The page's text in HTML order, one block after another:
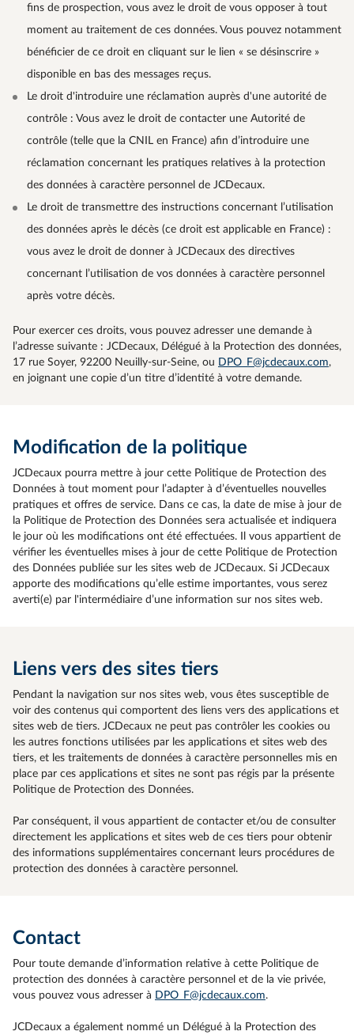
fins de prospection, vous avez le droit de vous opposer à tout
moment au traitement de ces données. Vous pouvez notamment
bénéficier de ce droit en cliquant sur le lien « se désinscrire »
disponible en bas des messages reçus.
Le droit d'introduire une réclamation auprès d'une autorité de
contrôle : Vous avez le droit de contacter une Autorité de
contrôle (telle que la CNIL en France) afin d’introduire une
réclamation concernant les pratiques relatives à la protection
des données à caractère personnel de JCDecaux.
Le droit de transmettre des instructions concernant l’utilisation
des données après le décès (ce droit est applicable en France) :
vous avez le droit de donner à JCDecaux des directives
concernant l’utilisation de vos données à caractère personnel
après votre décès.
Pour exercer ces droits, vous pouvez adresser une demande à
l’adresse suivante : JCDecaux, Délégué à la Protection des données,
17 rue Soyer, 92200 Neuilly-sur-Seine, ou DPO_F@jcdecaux.com,
en joignant une copie d’un titre d’identité à votre demande.
Modification de la politique
JCDecaux pourra mettre à jour cette Politique de Protection des
Données à tout moment pour l’adapter à d’éventuelles nouvelles
pratiques et offres de service. Dans ce cas, la date de mise à jour de
la Politique de Protection des Données sera actualisée et indiquera
le jour où les modifications ont été effectuées. Il vous appartient de
vérifier les éventuelles mises à jour de cette Politique de Protection
des Données publiée sur les sites web de JCDecaux. Si JCDecaux
apporte des modifications qu’elle estime importantes, vous serez
averti(e) par l'intermédiaire d’une information sur nos sites web.
Liens vers des sites tiers
Pendant la navigation sur nos sites web, vous êtes susceptible de
voir des contenus qui comportent des liens vers des applications et
sites web de tiers. JCDecaux ne peut pas contrôler les cookies ou
les autres fonctions utilisées par les applications et sites web des
tiers, et les traitements de données à caractère personnelles mis en
place par ces applications et sites ne sont pas régis par la présente
Politique de Protection des Données.
Par conséquent, il vous appartient de contacter et/ou de consulter
directement les applications et sites web de ces tiers pour obtenir
des informations supplémentaires concernant leurs procédures de
protection des données à caractère personnel.
Contact
Pour toute demande d’information relative à cette Politique de
protection des données à caractère personnel et de la vie privée,
vous pouvez vous adresser à DPO_F@jcdecaux.com.
JCDecaux a également nommé un Délégué à la Protection des